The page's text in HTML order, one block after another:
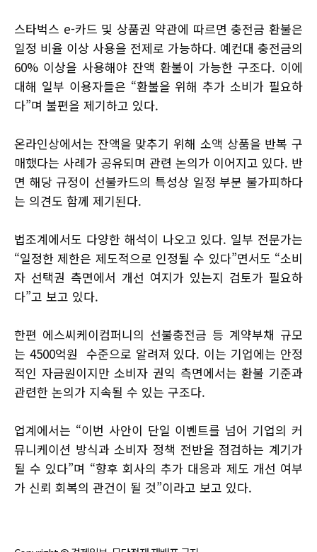
스타벅스 e-카드 및 상품권 약관에 따르면 충전금 환불은
일정 비율 이상 사용을 전제로 가능하다. 예컨대 충전금의
60% 이상을 사용해야 잔액 환불이 가능한 구조다. 이에
대해 일부 이용자들은 “환불을 위해 추가 소비가 필요하
다”며 불편을 제기하고 있다.
온라인상에서는 잔액을 맞추기 위해 소액 상품을 반복 구
매했다는 사례가 공유되며 관련 논의가 이어지고 있다. 반
면 해당 규정이 선불카드의 특성상 일정 부분 불가피하다
는 의견도 함께 제기된다.
법조계에서도 다양한 해석이 나오고 있다. 일부 전문가는
“일정한 제한은 제도적으로 인정될 수 있다”면서도 “소비
자 선택권 측면에서 개선 여지가 있는지 검토가 필요하
다”고 보고 있다.
한편 에스씨케이컴퍼니의 선불충전금 등 계약부채 규모
는 4500억원 수준으로 알려져 있다. 이는 기업에는 안정
적인 자금원이지만 소비자 권익 측면에서는 환불 기준과
관련한 논의가 지속될 수 있는 구조다.
업계에서는 “이번 사안이 단일 이벤트를 넘어 기업의 커
뮤니케이션 방식과 소비자 정책 전반을 점검하는 계기가
될 수 있다”며 “향후 회사의 추가 대응과 제도 개선 여부
가 신뢰 회복의 관건이 될 것”이라고 보고 있다.